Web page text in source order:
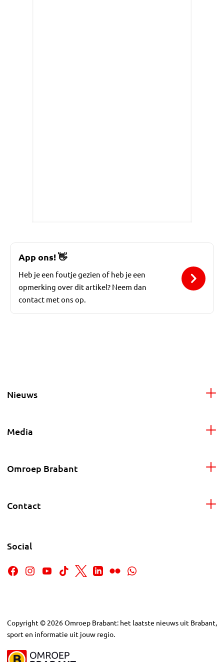
App ons!👋
Heb je een foutje gezien of heb je een
opmerking over dit artikel? Neem dan
contact met ons op.
Nieuws
Media
Omroep Brabant
Contact
Social
Copyright © 2026Omroep Brabant: het laatste nieuws uit Brabant,
sport en informatie uit jouw regio.